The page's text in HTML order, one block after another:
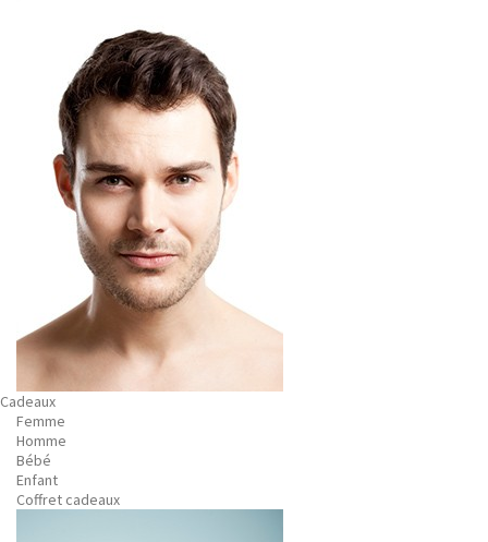
Cadeaux
Femme
Homme
Bébé
Enfant
Coffret cadeaux